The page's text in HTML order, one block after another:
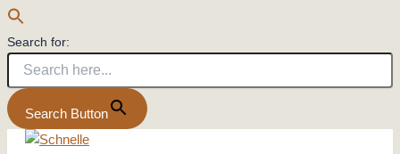
Search for:
Search Button
Zum